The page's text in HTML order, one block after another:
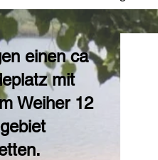
einen ca
mit
Weiher 12